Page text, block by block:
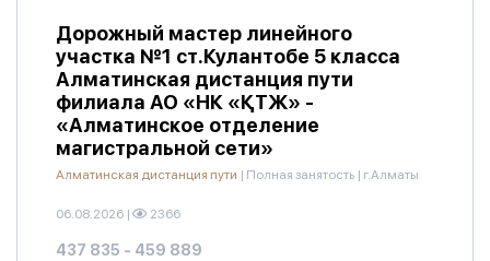
Дорожный мастер линейного
участка №1 ст.Кулантобе 5 класса
Алматинская дистанция пути
филиала АО «НК «ҚТЖ» -
«Алматинское отделение
магистральной сети»
Алматинская дистанция пути | Полная занятость | г.Алматы
06.08.2026 | 2366
437 835 - 459 889